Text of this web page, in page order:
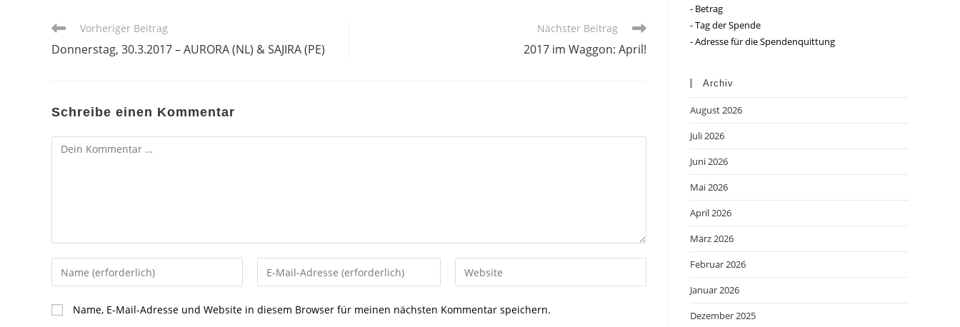
Weitere
ansehen
Vorheriger Beitrag
Donnerstag, 30.3.2017 – AURORA (NL) & SAJIRA (PE)
Nächster Beitrag
2017 im Waggon: April!
Schreibe einen Kommentar
Kommentar
Gib
deinen
Namen
oder
Gib
deine
Gib
deine
Name, E-Mail-Adresse und Website in diesem Browser für meinen nächsten Kommentar speichern.
- Betrag
- Tag der Spende
- Adresse für die Spendenquittung
Archiv
August 2026
Juli 2026
Juni 2026
Mai 2026
April 2026
März 2026
Februar 2026
Januar 2026
Dezember 2025